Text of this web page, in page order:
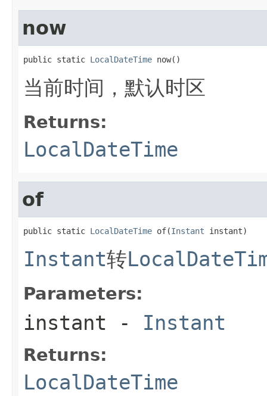
now
public static LocalDateTime now()
当前时间，默认时区
Returns:
LocalDateTime
of
public static LocalDateTime of(Instant instant)
Instant转
Parameters:
instant - Instant
Returns:
LocalDateTime